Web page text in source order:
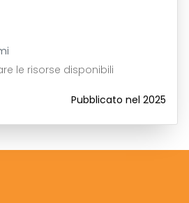
le risorse disponibili
Pubblicato nel 2025